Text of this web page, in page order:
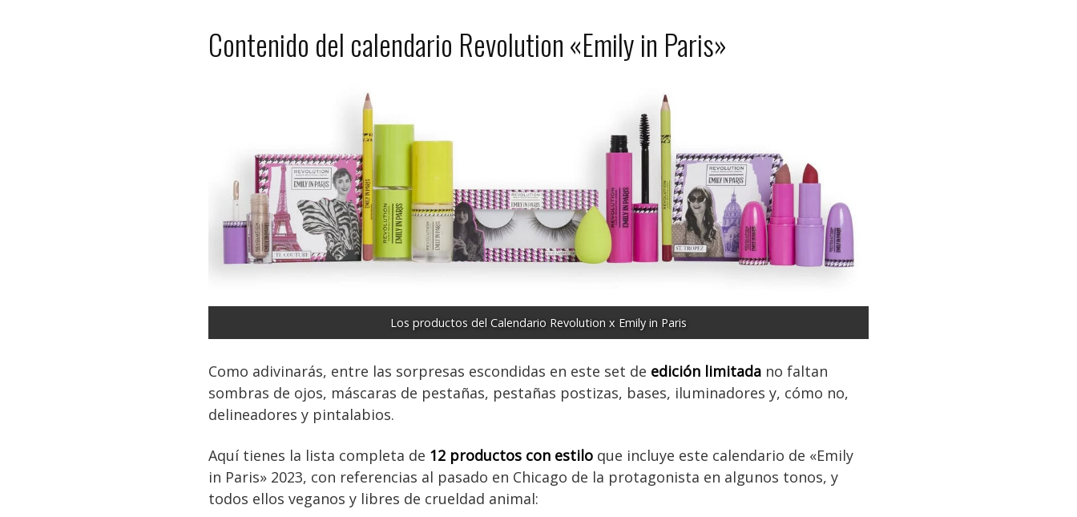
Contenido del calendario Revolution «Emily in Paris»
Los productos del Calendario Revolution x Emily in Paris
Como adivinarás, entre las sorpresas escondidas en este set de edición limitada no faltan
sombras de ojos, máscaras de pestañas, pestañas postizas, bases, iluminadores y, cómo no,
delineadores y pintalabios.
Aquí tienes la lista completa de 12 productos con estilo que incluye este calendario de «Emily
in Paris» 2023, con referencias al pasado en Chicago de la protagonista en algunos tonos, y
todos ellos veganos y libres de crueldad animal: